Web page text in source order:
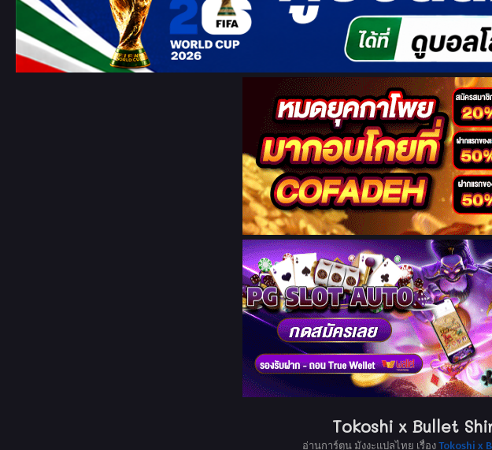
Tokoshi x Bullet
อ่านการ์ตูน มังงะแปลไทย เรื่อง Tokoshi x